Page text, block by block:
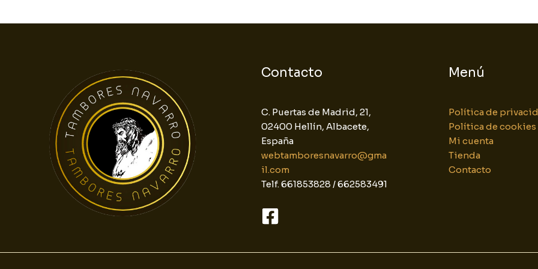
Contacto
C. Puertas de Madrid, 21,
02400 Hellín, Albacete,
España
webtamboresnavarro@gma
il.com
Telf. 661853828 / 662583491
Menú
Política de
Política de cookies
Mi cuenta
Tienda
Contacto